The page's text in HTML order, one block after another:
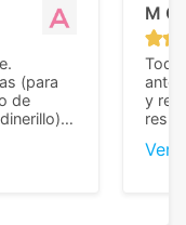
(para
de
y
calidad
M C
Todo
y
Ver